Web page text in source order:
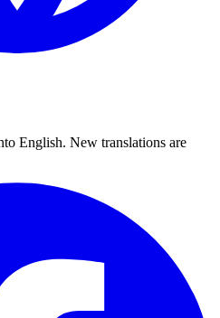
English. New translations are